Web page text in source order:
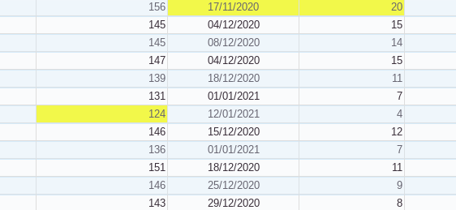
156 17/11/2020 20
145 04/12/2020 15
145 08/12/2020 14
147 04/12/2020 15
139 18/12/2020 11
131 01/01/2021 7
124 12/01/2021 4
146 15/12/2020 12
136 01/01/2021 7
151 18/12/2020 11
146 25/12/2020 9
143 29/12/2020 8